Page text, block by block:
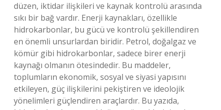
düzen, iktidar ilişkileri ve kaynak kontrolü arasında
sıkı bir bağ vardır. Enerji kaynakları, özellikle
hidrokarbonlar, bu gücü ve kontrolü şekillendiren
en önemli unsurlardan biridir. Petrol, doğalgaz ve
kömür gibi hidrokarbonlar, sadece birer enerji
kaynağı olmanın ötesindedir. Bu maddeler,
toplumların ekonomik, sosyal ve siyasi yapısını
etkileyen, güç ilişkilerini pekiştiren ve ideolojik
yönelimleri güçlendiren araçlardır. Bu yazıda,